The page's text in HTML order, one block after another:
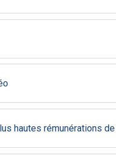
hautes rémunérations